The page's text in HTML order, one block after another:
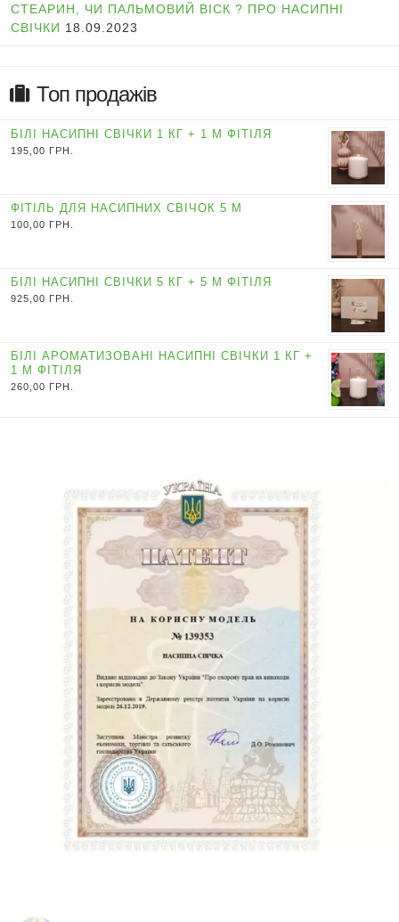
СТЕАРИН, ЧИ ПАЛЬМОВИЙ ВІСК ? ПРО НАСИПНІ
СВІЧКИ 18.09.2023
Топ продажів
БІЛІ НАСИПНІ СВІЧКИ 1 КГ + 1 М ФІТІЛЯ
195,00 ГРН.
ФІТІЛЬ ДЛЯ НАСИПНИХ СВІЧОК 5 М
100,00 ГРН.
БІЛІ НАСИПНІ СВІЧКИ 5 КГ + 5 М ФІТІЛЯ
925,00 ГРН.
БІЛІ АРОМАТИЗОВАНІ НАСИПНІ СВІЧКИ 1 КГ +
1 М ФІТІЛЯ
260,00 ГРН.